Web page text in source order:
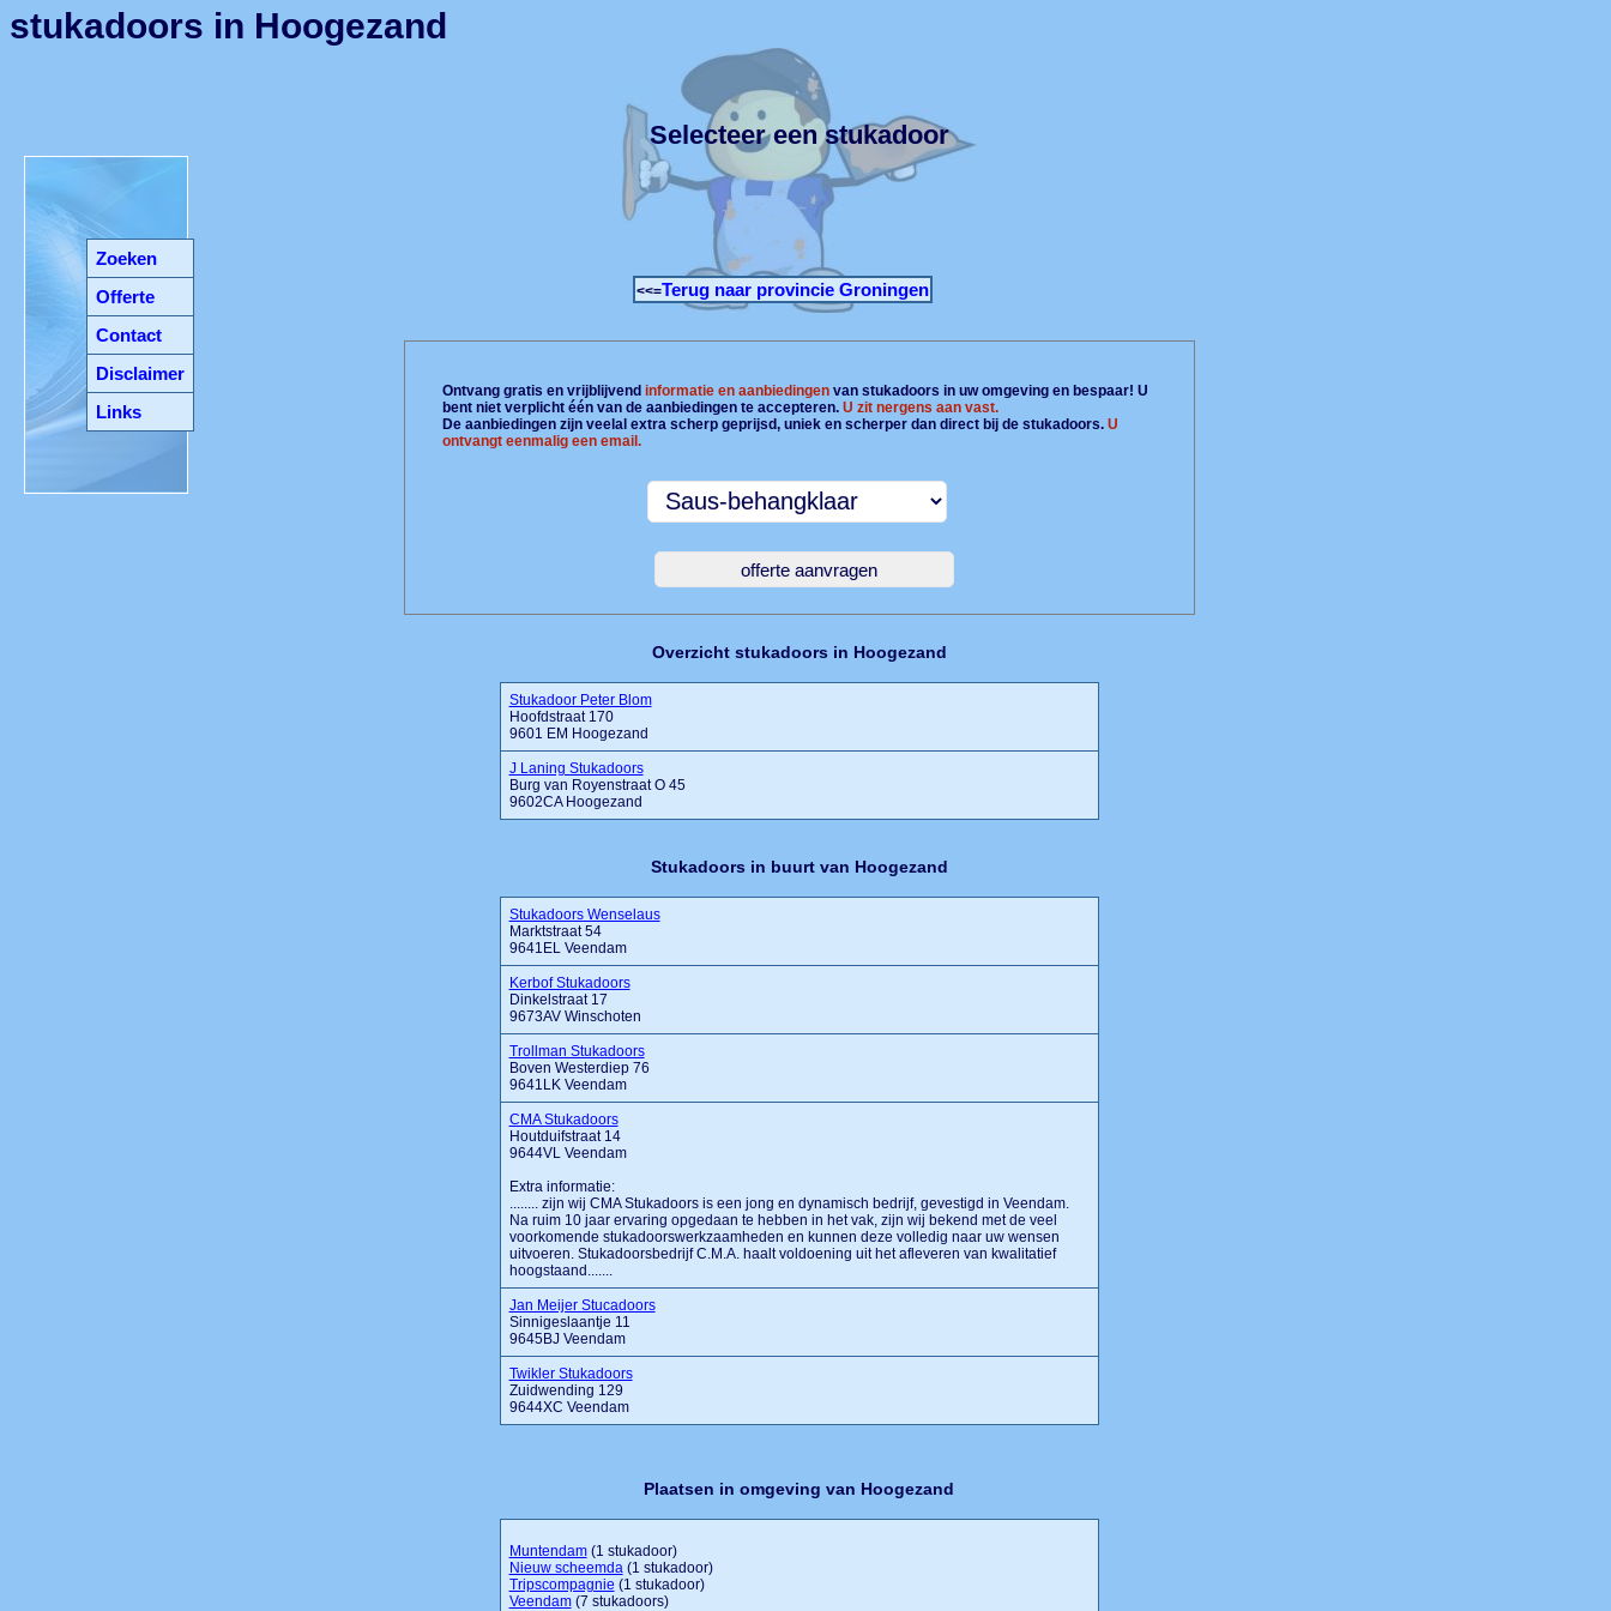
Zoeken
Offerte
Contact
Disclaimer
Links
stukadoors in Hoogezand
Selecteer een stukadoor
<<=Terug naar provincie Groningen
Ontvang gratis en vrijblijvend informatie en aanbiedingenvan stukadoors in uw omgeving en bespaar! U
bent niet verplicht één van de aanbiedingen te accepteren. U zit nergens aan vast.
De aanbiedingen zijn veelal extra scherp geprijsd, uniek en scherper dan direct bij de stukadoors. U
ontvangt eenmalig een email.
Overzicht stukadoors in Hoogezand
Stukadoor Peter Blom
Hoofdstraat 170
9601 EM Hoogezand
J Laning Stukadoors
Burg van Royenstraat O 45
9602CA Hoogezand
Stukadoors in buurt van Hoogezand
Stukadoors Wenselaus
Marktstraat 54
9641EL Veendam
Kerbof Stukadoors
Dinkelstraat 17
9673AV Winschoten
Trollman Stukadoors
Boven Westerdiep 76
9641LK Veendam
CMA Stukadoors
Houtduifstraat 14
9644VL Veendam
Extra informatie:
........ zijn wij CMA Stukadoors is een jong en dynamisch bedrijf, gevestigd in Veendam.
Na ruim 10 jaar ervaring opgedaan te hebben in het vak, zijn wij bekend met de veel
voorkomende stukadoorswerkzaamheden en kunnen deze volledig naar uw wensen
uitvoeren. Stukadoorsbedrijf C.M.A. haalt voldoening uit het afleveren van kwalitatief
hoogstaand.......
Jan Meijer Stucadoors
Sinnigeslaantje 11
9645BJ Veendam
Twikler Stukadoors
Zuidwending 129
9644XC Veendam
Plaatsen in omgeving van Hoogezand
Muntendam(1 stukadoor)
Nieuw scheemda(1 stukadoor)
Tripscompagnie (1 stukadoor)
Veendam(7 stukadoors)